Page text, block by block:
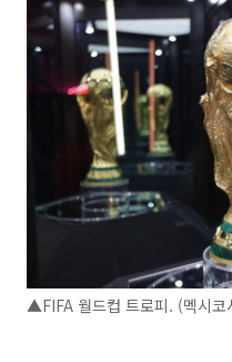
▲FIFA 월드컵 트로피. (멕시코